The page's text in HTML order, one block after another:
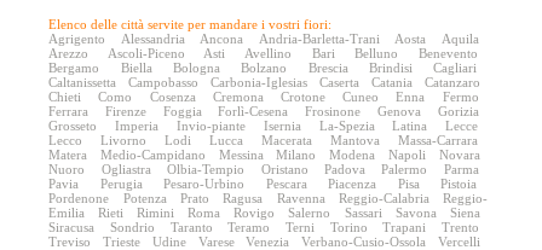
Elenco delle città servite per mandare i vostri fiori:
Agrigento
Alessandria Ancona Andria-Barletta-Trani Aosta
Aquila
Arezzo
Ascoli-Piceno Asti Avellino Bari Belluno
Benevento
Bergamo
Biella Bologna Bolzano Brescia Brindisi
Cagliari
Caltanissetta
Campobasso Carbonia-Iglesias Caserta Catania
Catanzaro
Chieti
Como Cosenza Cremona Crotone Cuneo Enna
Fermo
Ferrara
Firenze Foggia Forlì-Cesena Frosinone Genova
Gorizia
Grosseto
Imperia Invio-piante Isernia La-Spezia Latina
Lecce
Lecco
Livorno Lodi Lucca Macerata Mantova
Massa-Carrara
Matera
Medio-Campidano Messina Milano Modena Napoli
Novara
Nuoro
Ogliastra Olbia-Tempio Oristano Padova Palermo
Parma
Pavia
Perugia Pesaro-Urbino Pescara Piacenza Pisa
Pistoia
Pordenone
Potenza Prato Ragusa Ravenna Reggio-Calabria
Reggio-
Emilia
Rieti Rimini Roma Rovigo Salerno Sassari Savona
Siena
Siracusa
Sondrio Taranto Teramo Terni Torino Trapani
Trento
Treviso
Trieste Udine Varese Venezia Verbano-Cusio-Ossola
Vercelli